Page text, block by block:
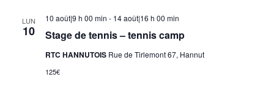
LUN
10 Stage de tennis – tennis camp
10 août|9 h 00 min - 14 août|16 h 00 min
RTC HANNUTOIS Rue de Tirlemont 67, Hannut
125€